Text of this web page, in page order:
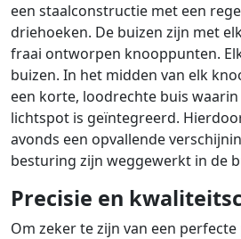
een staalconstructie met een
driehoeken. De buizen zijn met
fraai ontworpen knooppunten.
buizen. In het midden van elk
een korte, loodrechte buis
lichtspot is geïntegreerd.
avonds een opvallende
besturing zijn weggewerkt in de
Precisie en
Om zeker te zijn van een